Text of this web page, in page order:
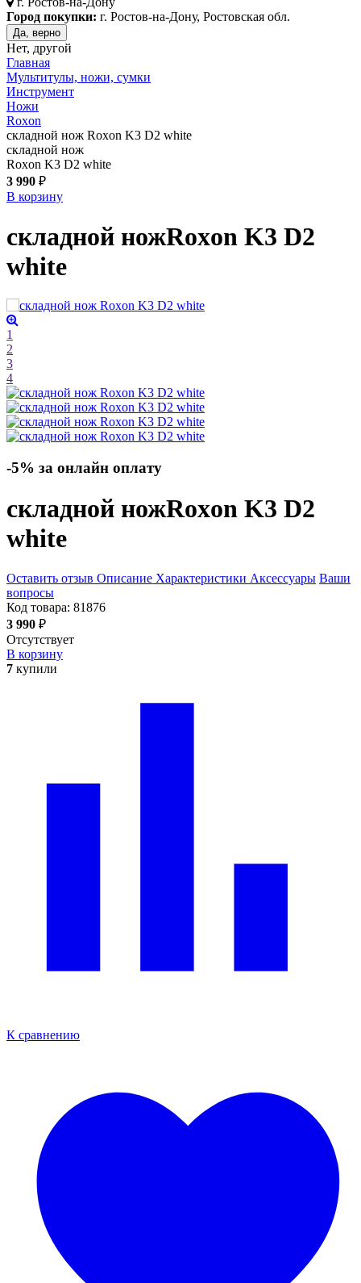
Город покупки: г. Ростов-на-Дону, Ростовская обл.
Да, верно
Нет, другой
Главная
Мультитулы, ножи, сумки
Инструмент
Ножи
Roxon
складной нож Roxon K3 D2 white
складной нож
Roxon K3 D2 white
3 990 ₽
В корзину
складной ножRoxon K3 D2
white
1
2
3
4
-5% за онлайн оплату
складной ножRoxon K3 D2
white
Оставить отзыв Описание Характеристики Аксессуары Ваши
вопросы
Код товара: 81876
3 990 ₽
Отсутствует
В корзину
7 купили
К сравнению